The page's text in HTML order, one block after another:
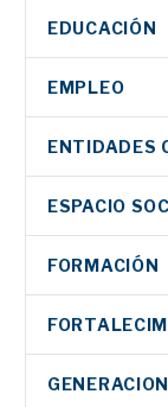
EDUCACIÓN
EMPLEO
ENTIDADES
ESPACIO
FORMACIÓN